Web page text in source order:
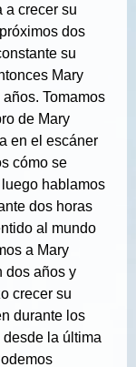
a crecer su
dos
su
Mary
Tomamos
de Mary
en el escáner
cómo se
hablamos
dos horas
al mundo
a Mary
dos años y
crecer su
durante los
la última